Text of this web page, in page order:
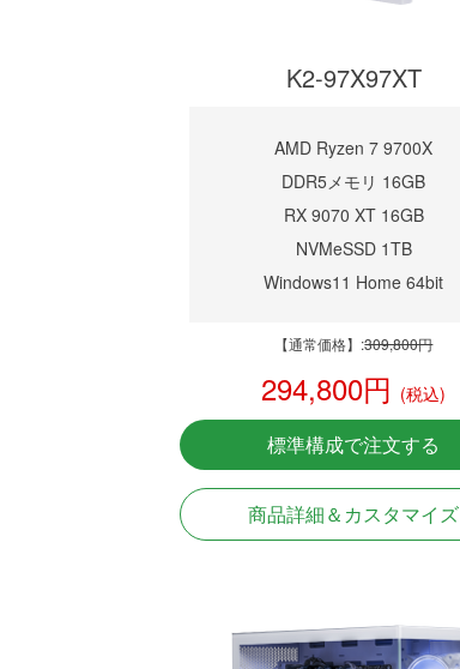
K2-97X97XT
AMD Ryzen 7 9700X
DDR5メモリ 16GB
RX 9070 XT 16GB
NVMeSSD 1TB
Windows11 Home 64bit
【通常価格】:309,800円
294,800円 (税込)
標準構成で注文する
商品詳細＆カスタマイズ